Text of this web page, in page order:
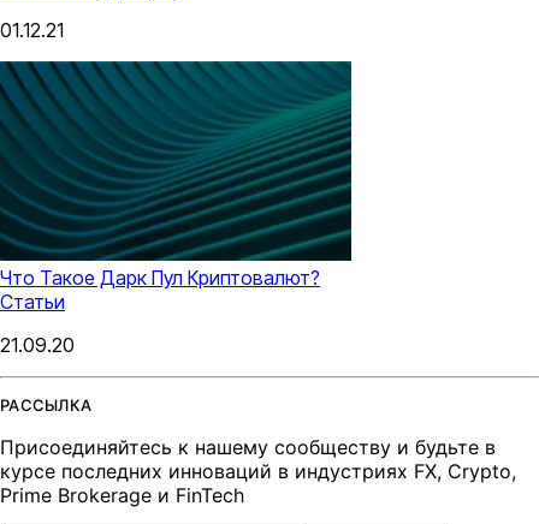
01.12.21
Что Такое Дарк Пул Криптовалют?
Статьи
21.09.20
РАССЫЛКА
Присоединяйтесь к нашему сообществу и будьте в
курсе последних инноваций в индустриях FX, Crypto,
Prime Brokerage и FinTech